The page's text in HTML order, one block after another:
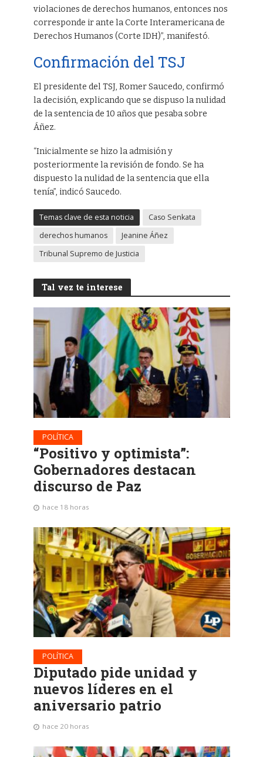
violaciones de derechos humanos, entonces nos
corresponde ir ante la Corte Interamericana de
Derechos Humanos (Corte IDH)”, manifestó.
Confirmación del TSJ
El presidente del TSJ, Romer Saucedo, confirmó
la decisión, explicando que se dispuso la nulidad
de la sentencia de 10 años que pesaba sobre
Áñez.
“Inicialmente se hizo la admisión y
posteriormente la revisión de fondo. Se ha
dispuesto la nulidad de la sentencia que ella
tenía”, indicó Saucedo.
Temas clave de esta noticia
Caso Senkata
derechos humanos
Jeanine Áñez
Tribunal Supremo de Justicia
Tal vez te interese
POLÍTICA
“Positivo y optimista”:
Gobernadores destacan
discurso de Paz
hace 18 horas
POLÍTICA
Diputado pide unidad y
nuevos líderes en el
aniversario patrio
hace 20 horas